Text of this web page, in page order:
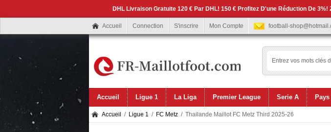
DHL Livraison Gratuite 120 € Par DHL! 150 € Profitez D'une Réduction De
Accueil Connection S'inscrire Mon Compte football-
Accueil Ligue 1 La Liga Premier League Serie A Pays
Accueil / Ligue 1 / FC Metz / Thailande Maillot FC Metz Third 2025-26